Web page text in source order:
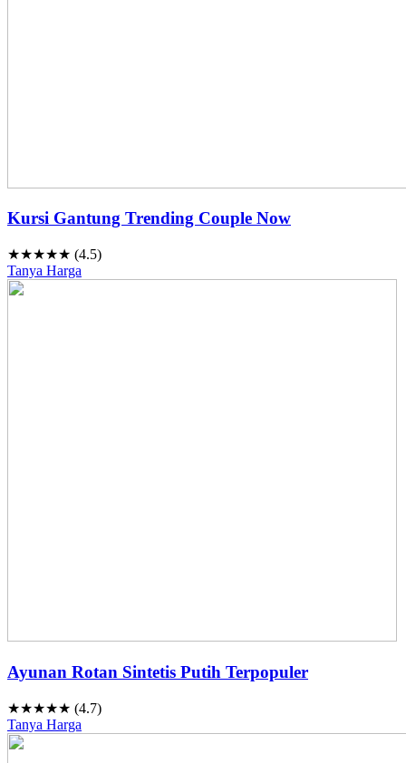
Kursi Gantung Trending Couple Now
★★★★★ (4.5)
Tanya Harga
Ayunan Rotan Sintetis Putih Terpopuler
★★★★★ (4.7)
Tanya Harga